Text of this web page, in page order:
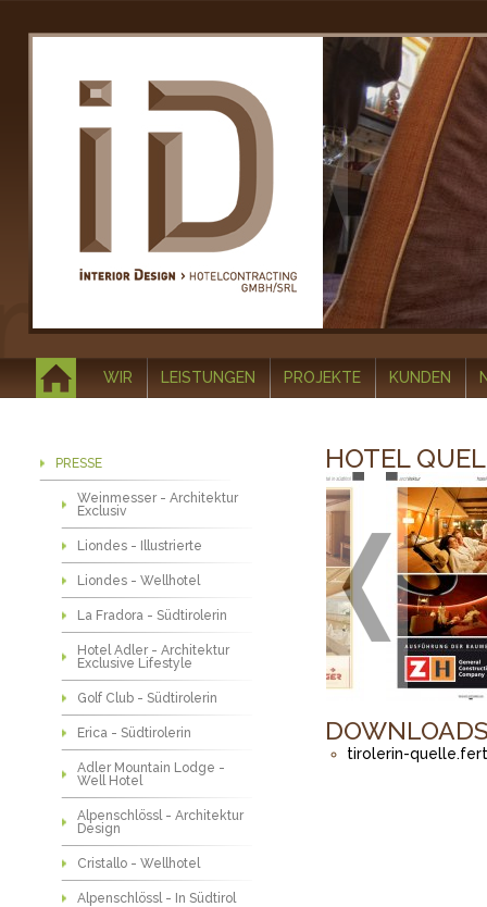
WIR LEISTUNGEN PROJEKTE KUNDEN
PRESSE
Weinmesser - Architektur
Exclusiv
Liondes - Illustrierte
Liondes - Wellhotel
La Fradora - Südtirolerin
Hotel Adler - Architektur
Exclusive Lifestyle
Golf Club - Südtirolerin
Erica - Südtirolerin
Adler Mountain Lodge -
Well Hotel
Alpenschlössl - Architektur
Design
Cristallo - Wellhotel
Alpenschlössl - In Südtirol
HOTEL
tirolerin-